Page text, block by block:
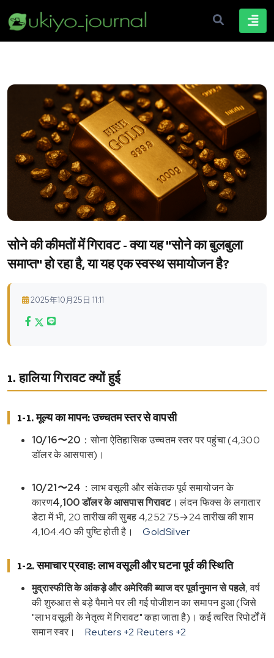
सोने की कीमतों में गिरावट - क्या यह "सोने का बुलबुला
समाप्त" हो रहा है, या यह एक स्वस्थ समायोजन है?
2025年10月25日 11:11
1. हालिया गिरावट क्यों हुई
1-1. मूल्य का मापन: उच्चतम स्तर से वापसी
10/16〜20 ：सोना ऐतिहासिक उच्चतम स्तर पर पहुंचा (4,300
डॉलर के आसपास)।
10/21〜24 ：लाभ वसूली और संकेतक पूर्व समायोजन के
कारण4,100 डॉलर के आसपास गिरावट। लंदन फिक्स के लगातार
डेटा में भी, 20 तारीख की सुबह 4,252.75→24 तारीख की शाम
4,104.40 की पुष्टि होती है।
GoldSilver
1-2. समाचार प्रवाह: लाभ वसूली और घटना पूर्व की स्थिति
मुद्रास्फीति के आंकड़े और अमेरिकी ब्याज दर पूर्वानुमान से पहले, वर्ष
की शुरुआत से बड़े पैमाने पर ली गई पोजीशन का समापन हुआ (जिसे
"लाभ वसूली के नेतृत्व में गिरावट" कहा जाता है)। कई त्वरित रिपोर्टों में
समान स्वर।
Reuters +2 Reuters +2